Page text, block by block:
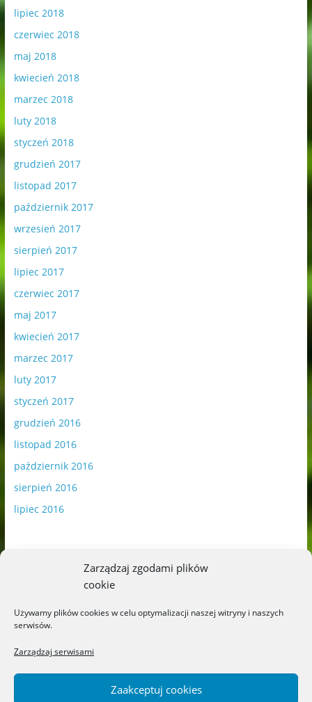
Zarządzaj zgodami plików
cookie
Używamy plików cookies w celu optymalizacji naszej witryny i naszych
serwisów.
Zarządzaj serwisami
Zaakceptuj cookies
lipiec 2018
czerwiec 2018
maj 2018
kwiecień 2018
marzec 2018
luty 2018
styczeń 2018
grudzień 2017
listopad 2017
październik 2017
wrzesień 2017
sierpień 2017
lipiec 2017
czerwiec 2017
maj 2017
kwiecień 2017
marzec 2017
luty 2017
styczeń 2017
grudzień 2016
listopad 2016
październik 2016
sierpień 2016
lipiec 2016